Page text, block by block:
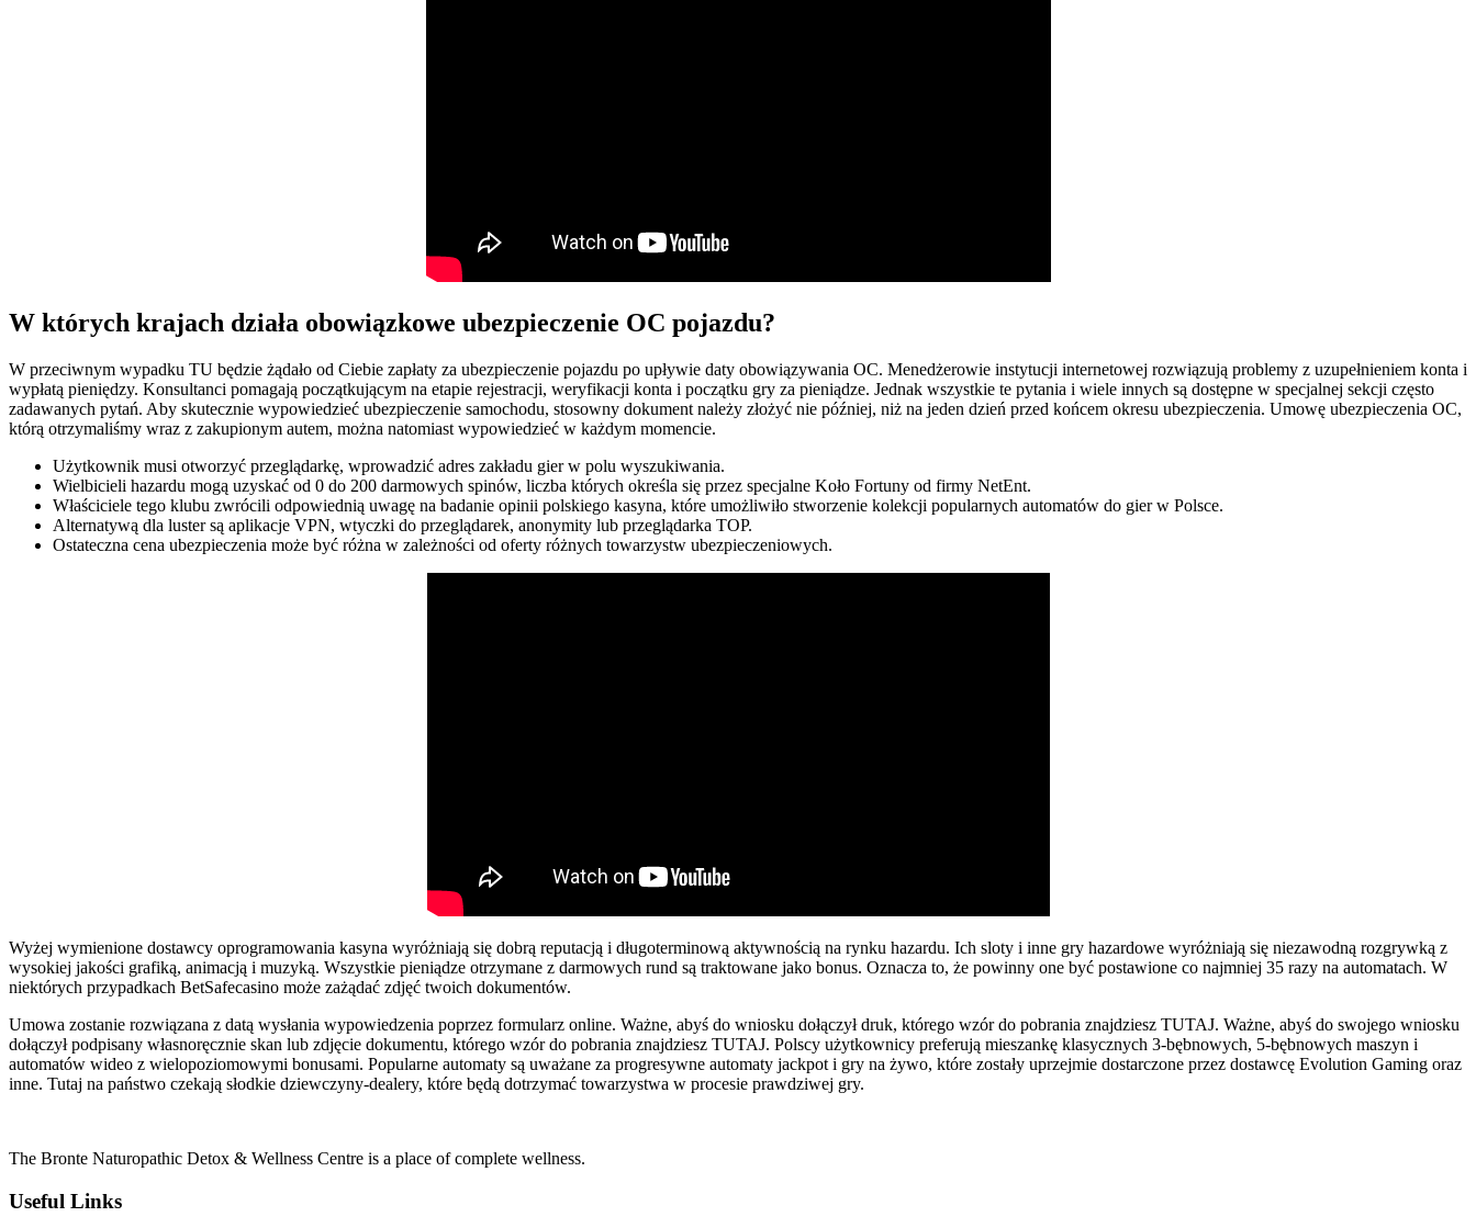
W których krajach działa obowiązkowe ubezpieczenie OC pojazdu?
W przeciwnym wypadku TU będzie żądało od Ciebie zapłaty za ubezpieczenie pojazdu po upływie daty obowiązywania OC. Menedżerowie instytucji internetowej rozwiązują problemy z uzupełnieniem konta i
wypłatą pieniędzy. Konsultanci pomagają początkującym na etapie rejestracji, weryfikacji konta i początku gry za pieniądze. Jednak wszystkie te pytania i wiele innych są dostępne w specjalnej sekcji często
zadawanych pytań. Aby skutecznie wypowiedzieć ubezpieczenie samochodu, stosowny dokument należy złożyć nie później, niż na jeden dzień przed końcem okresu ubezpieczenia. Umowę ubezpieczenia OC,
którą otrzymaliśmy wraz z zakupionym autem, można natomiast wypowiedzieć w każdym momencie.
Użytkownik musi otworzyć przeglądarkę, wprowadzić adres zakładu gier w polu wyszukiwania.
Wielbicieli hazardu mogą uzyskać od 0 do 200 darmowych spinów, liczba których określa się przez specjalne Koło Fortuny od firmy NetEnt.
Właściciele tego klubu zwrócili odpowiednią uwagę na badanie opinii polskiego kasyna, które umożliwiło stworzenie kolekcji popularnych automatów do gier w Polsce.
Alternatywą dla luster są aplikacje VPN, wtyczki do przeglądarek, anonymity lub przeglądarka TOP.
Ostateczna cena ubezpieczenia może być różna w zależności od oferty różnych towarzystw ubezpieczeniowych.
Wyżej wymienione dostawcy oprogramowania kasyna wyróżniają się dobrą reputacją i długoterminową aktywnością na rynku hazardu. Ich sloty i inne gry hazardowe wyróżniają się niezawodną rozgrywką z
wysokiej jakości grafiką, animacją i muzyką. Wszystkie pieniądze otrzymane z darmowych rund są traktowane jako bonus. Oznacza to, że powinny one być postawione co najmniej 35 razy na automatach. W
niektórych przypadkach BetSafecasino może zażądać zdjęć twoich dokumentów.
Umowa zostanie rozwiązana z datą wysłania wypowiedzenia poprzez formularz online. Ważne, abyś do wniosku dołączył druk, którego wzór do pobrania znajdziesz TUTAJ. Ważne, abyś do swojego wniosku
dołączył podpisany własnoręcznie skan lub zdjęcie dokumentu, którego wzór do pobrania znajdziesz TUTAJ. Polscy użytkownicy preferują mieszankę klasycznych 3-bębnowych, 5-bębnowych maszyn i
automatów wideo z wielopoziomowymi bonusami. Popularne automaty są uważane za progresywne automaty jackpot i gry na żywo, które zostały uprzejmie dostarczone przez dostawcę Evolution Gaming oraz
inne. Tutaj na państwo czekają słodkie dziewczyny-dealery, które będą dotrzymać towarzystwa w procesie prawdziwej gry.
The Bronte Naturopathic Detox & Wellness Centre is a place of complete wellness.
Useful Links